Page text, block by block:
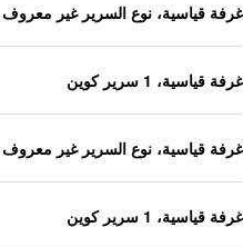
غرفة قياسية، نوع السرير غير معروف
غرفة قياسية، 1 سرير كوين
غرفة قياسية، نوع السرير غير معروف
غرفة قياسية، 1 سرير كوين